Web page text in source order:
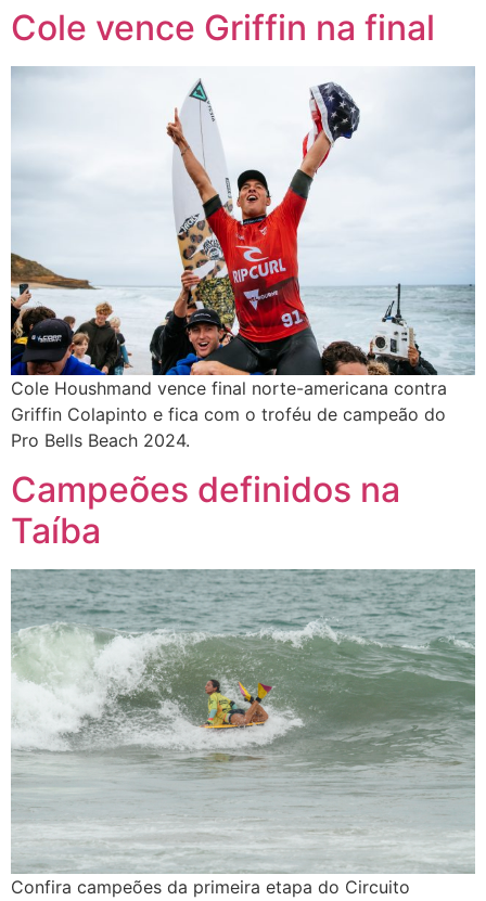
Cole vence Griffin na final
Cole Houshmand vence final norte-americana contra
Griffin Colapinto e fica com o troféu de campeão do
Pro Bells Beach 2024.
Campeões definidos na
Taíba
Confira campeões da primeira etapa do Circuito